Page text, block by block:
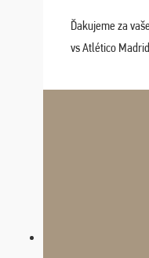
Ďakujeme za
vs Atlético
spokojnosti.